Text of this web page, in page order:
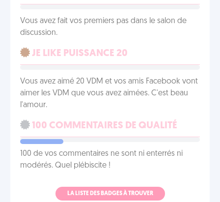
Vous avez fait vos premiers pas dans le salon de
discussion.
JE LIKE PUISSANCE 20
Vous avez aimé 20 VDM et vos amis Facebook vont
aimer les VDM que vous avez aimées. C'est beau
l'amour.
100 COMMENTAIRES DE QUALITÉ
100 de vos commentaires ne sont ni enterrés ni
modérés. Quel plébiscite !
LA LISTE DES BADGES À TROUVER